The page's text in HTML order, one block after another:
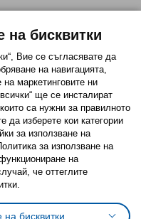
(Cookies)
на бисквитки
на бисквитки
Вие се съгласявате да
на навигацията,
маркетинговите ни
ще се инсталират
са нужни за правилното
да изберете кои категории
за използване на
за използване на
на
че оттеглите
на бисквитки